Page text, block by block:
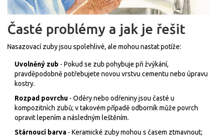
Časté problémy a jak je řešit
Nasazovací zuby jsou spolehlivé, ale mohou nastat potíže:
Uvolněný zub - Pokud se zub pohybuje při žvýkání,
pravděpodobně potřebujete novou vrstvu cementu nebo úpravu
kostry.
Rozpad povrchu - Oděry nebo odřeniny jsou časté u
kompozitních zubů; v takovém případě odborník může povrch
opravit lepením a následným leštěním.
Stárnoucí barva - Keramické zuby mohou s časem ztmavnout;